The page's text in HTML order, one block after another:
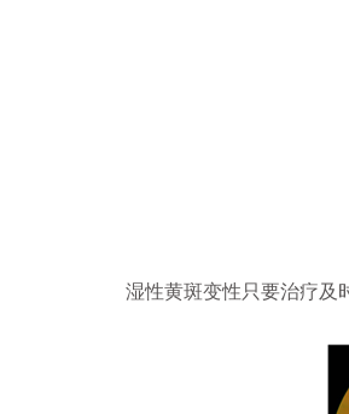
湿性黄斑变性只要治疗及时